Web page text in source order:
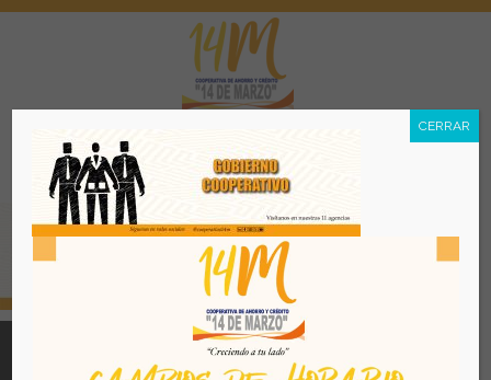
Menú
Todos los derechos reservados. Se prohibe el uso o
reproducción del mismo sin autorización. COAC 14 DE
CERRAR